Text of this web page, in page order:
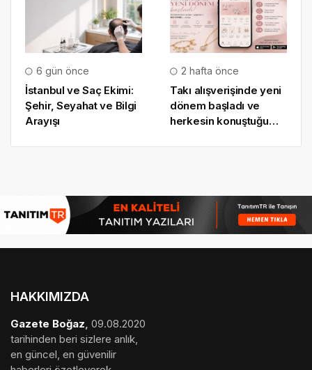
6 gün önce
İstanbul ve Saç Ekimi:
Şehir, Seyahat ve Bilgi
Arayışı
2 hafta önce
Takı alışverişinde yeni
dönem başladı ve
herkesin konuştuğu
HAKKIMIZDA
Gazete Boğaz, 09.08.2020
tarihinden beri sizlere anlık,
en güncel, en güvenilir